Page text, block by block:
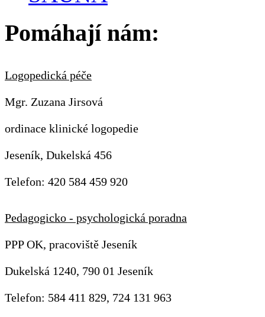
Pomáhají nám:
Logopedická péče
Mgr. Zuzana Jirsová
ordinace klinické logopedie
Jeseník, Dukelská 456
Telefon: 420 584 459 920
Pedagogicko - psychologická poradna
PPP OK, pracoviště Jeseník
Dukelská 1240, 790 01 Jeseník
Telefon: 584 411 829, 724 131 963